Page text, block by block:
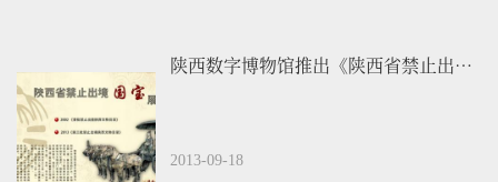
陕西数字博物馆推出《陕西省禁止出境国宝展》
2013-09-18